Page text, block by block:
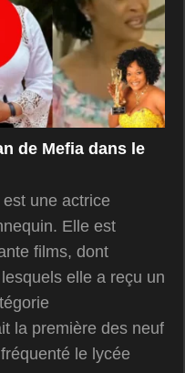
de Mefia dans le
une actrice
Elle est
films, dont
elle a reçu un
la première des neuf
le lycée